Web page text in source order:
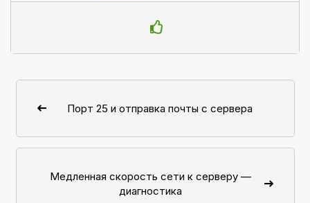
Порт 25 и отправка почты с сервера
Медленная скорость сети к серверу —
диагностика